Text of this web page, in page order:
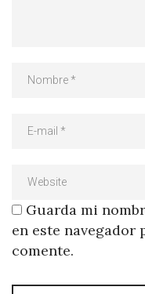
Guarda mi
en este navegador
comente.